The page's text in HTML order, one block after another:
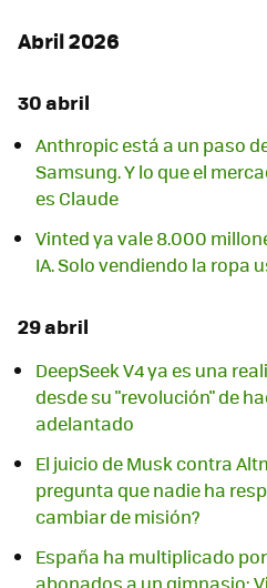
Abril 2026
30 abril
Anthropic está a un paso
Samsung. Y lo que el
es Claude
Vinted ya vale 8.000
IA. Solo vendiendo la ropa
29 abril
DeepSeek V4 ya es una
desde su "revolución" de
adelantado
El juicio de Musk contra
pregunta que nadie ha
cambiar de misión?
España ha multiplicado
abonados a un gimnasio: